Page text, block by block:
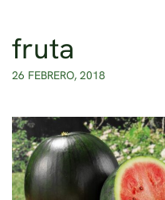
Ir al contenido principal
fruta
26 FEBRERO, 2018